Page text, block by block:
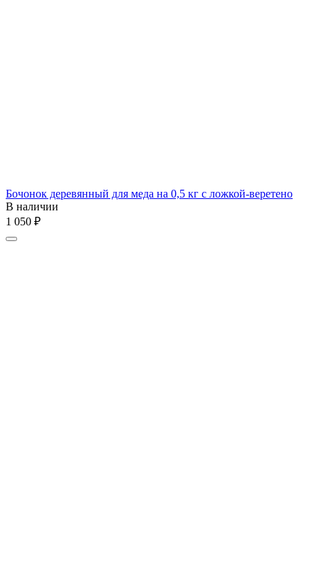
Бочонок деревянный для меда на 0,5 кг с ложкой-веретено
В наличии
1 050 ₽